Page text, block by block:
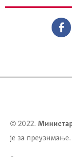
© 2022.
је за преузимање.